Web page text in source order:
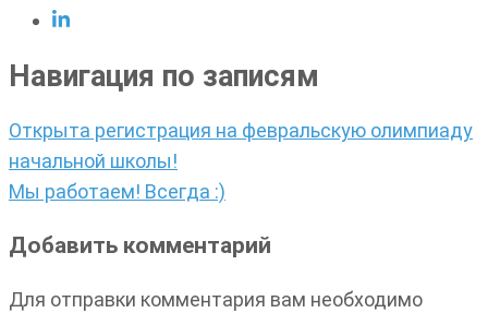
Навигация по записям
Открыта регистрация на февральскую олимпиаду
начальной школы!
Мы работаем! Всегда :)
Добавить комментарий
Для отправки комментария вам необходимо